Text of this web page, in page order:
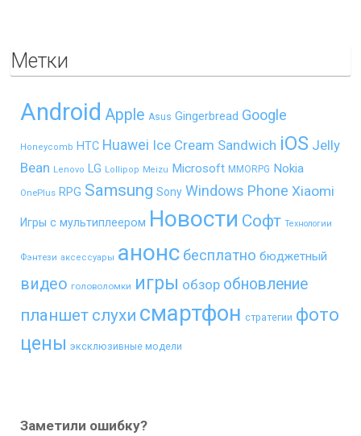
Метки
Android Apple Asus Gingerbread Google
Honeycomb HTC Huawei Ice Cream Sandwich iOS Jelly
Bean Lenovo LG Lollipop Meizu Microsoft MMORPG Nokia
OnePlus RPG Samsung Sony Windows Phone Xiaomi
Игры с мультиплеером Новости Софт Технологии
Фэнтези аксессуары анонс бесплатно бюджетный
видео головоломки игры обзор обновление
планшет слухи смартфон стратегии фото
цены эксклюзивные модели
Заметили ошибку?